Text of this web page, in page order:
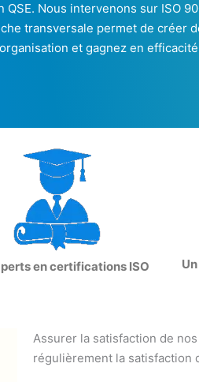
Nous intervenons sur ISO
transversale permet de créer
et gagnez en
en certifications ISO
Assurer la satisfaction de
régulièrement la satisfaction